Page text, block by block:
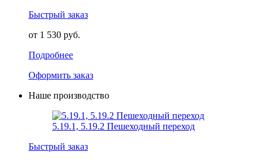
Быстрый заказ
от 1 530 руб.
Подробнее
Оформить заказ
Наше производство
5.19.1, 5.19.2 Пешеходный переход
Быстрый заказ